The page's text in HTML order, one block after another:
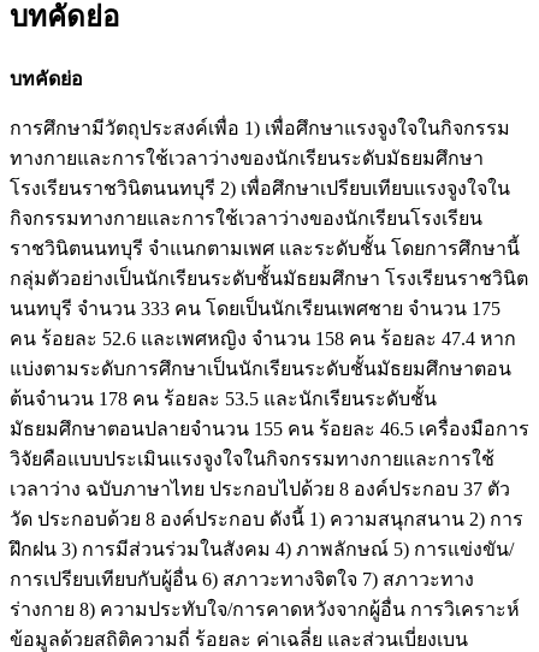
บทคัดย่อ
บทคัดย่อ
การศึกษามีวัตถุประสงค์เพื่อ 1) เพื่อศึกษาแรงจูงใจในกิจกรรม
ทางกายและการใช้เวลาว่างของนักเรียนระดับมัธยมศึกษา
โรงเรียนราชวินิตนนทบุรี 2) เพื่อศึกษาเปรียบเทียบแรงจูงใจใน
กิจกรรมทางกายและการใช้เวลาว่างของนักเรียนโรงเรียน
ราชวินิตนนทบุรี จำแนกตามเพศ และระดับชั้น โดยการศึกษานี้
กลุ่มตัวอย่างเป็นนักเรียนระดับชั้นมัธยมศึกษา โรงเรียนราชวินิต
นนทบุรี จำนวน 333 คน โดยเป็นนักเรียนเพศชาย จำนวน 175
คน ร้อยละ 52.6 และเพศหญิง จำนวน 158 คน ร้อยละ 47.4 หาก
แบ่งตามระดับการศึกษาเป็นนักเรียนระดับชั้นมัธยมศึกษาตอน
ต้นจำนวน 178 คน ร้อยละ 53.5 และนักเรียนระดับชั้น
มัธยมศึกษาตอนปลายจำนวน 155 คน ร้อยละ 46.5 เครื่องมือการ
วิจัยคือแบบประเมินแรงจูงใจในกิจกรรมทางกายและการใช้
เวลาว่าง ฉบับภาษาไทย ประกอบไปด้วย 8 องค์ประกอบ 37 ตัว
วัด ประกอบด้วย 8 องค์ประกอบ ดังนี้ 1) ความสนุกสนาน 2) การ
ฝึกฝน 3) การมีส่วนร่วมในสังคม 4) ภาพลักษณ์ 5) การแข่งขัน/
การเปรียบเทียบกับผู้อื่น 6) สภาวะทางจิตใจ 7) สภาวะทาง
ร่างกาย 8) ความประทับใจ/การคาดหวังจากผู้อื่น การวิเคราะห์
ข้อมูลด้วยสถิติความถี่ ร้อยละ ค่าเฉลี่ย และส่วนเบี่ยงเบน